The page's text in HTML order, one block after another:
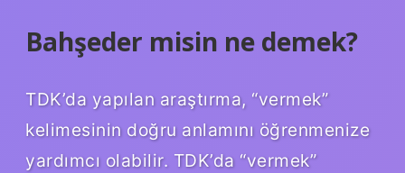
Bahşeder misin ne demek?
TDK’da yapılan araştırma, “vermek”
kelimesinin doğru anlamını öğrenmenize
yardımcı olabilir. TDK’da “vermek”